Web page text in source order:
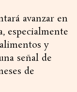
avanzar en
especialmente
y
señal de
de